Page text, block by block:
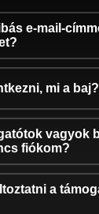
e-mail-
mi a baj?
vagyok
fiókom?
a